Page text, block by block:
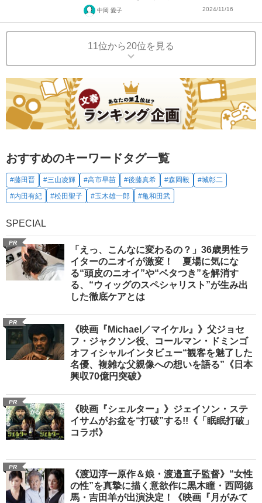
中岡 愛子 2024/11/16
11位から20位を見る
おすすめのキーワードタグ一覧
#藤田晋 #三山凌輝 #高市早苗 #後藤真希 #森岡毅
#城彰二
#内田有紀
#松田聖子 #玉木雄一郎 #亀和田武
SPECIAL
PR
「えっ、こんなに変わるの？」36歳男性ラ
イターのニオイが激変！ 夏場に気にな
る“頭皮のニオイ”や“ベタつき”を解消す
る、“ウィッグのスペシャリスト”が生み出
した徹底ケアとは
PR
《映画『Michael／マイケル』》父ジョセ
フ・ジャクソン役、コールマン・ドミンゴ
オフィシャルインタビュー“観客を魅了した
名優、複雑な父親像への想いを語る”《日本
興収70億円突破》
PR
《映画『シェルター』》ジェイソン・ステ
イサムがお盆を“打破”する!!《「眠眠打破」
コラボ》
PR
《渡辺淳一原作＆娘・渡邉直子監督》“女性
の性”を真摯に描く意欲作に黒木瞳・西岡德
馬・吉田羊が出演決定！《映画『月がみて